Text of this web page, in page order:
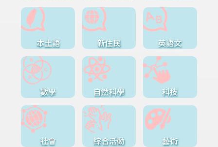
本土語 新住民 英語文
數學 自然科學 科技
社會 綜合活動 藝術